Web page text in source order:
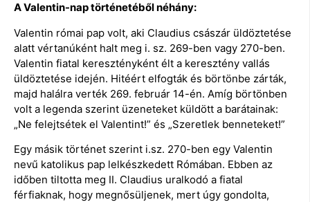
A Valentin-nap történetéből néhány:
Valentin római pap volt, aki Claudius császár üldöztetése
alatt vértanúként halt meg i. sz. 269-ben vagy 270-ben.
Valentin fiatal keresztényként élt a keresztény vallás
üldöztetése idején. Hitéért elfogták és börtönbe zárták,
majd halálra verték 269. február 14-én. Amíg börtönben
volt a legenda szerint üzeneteket küldött a barátainak:
„Ne felejtsétek el Valentint!” és „Szeretlek benneteket!”
Egy másik történet szerint i.sz. 270-ben egy Valentin
nevű katolikus pap lelkészkedett Rómában. Ebben az
időben tiltotta meg II. Claudius uralkodó a fiatal
férfiaknak, hogy megnősüljenek, mert úgy gondolta,